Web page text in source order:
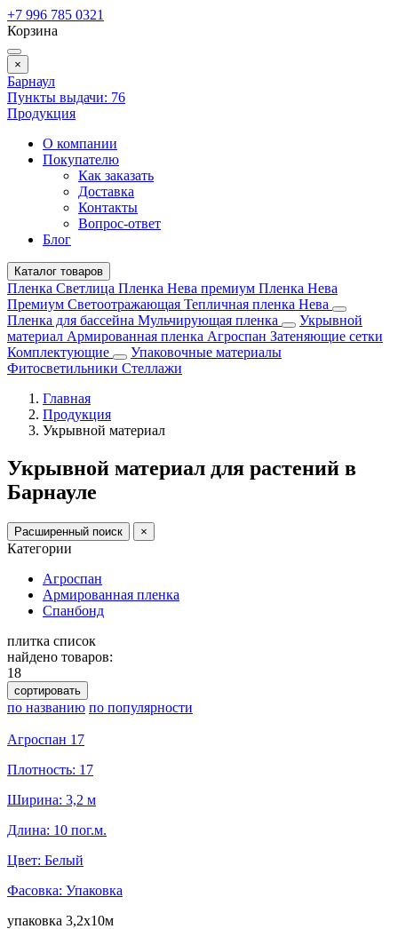
+7 996 785 0321
Корзина
×
Барнаул
Пункты выдачи: 76
Продукция
О компании
Покупателю
Как заказать
Доставка
Контакты
Вопрос-ответ
Блог
Каталог товаров
Пленка Светлица Пленка Нева премиум Пленка Нева
Премиум Светоотражающая Тепличная пленка Нева
Пленка для бассейна Мульчирующая пленка
Укрывной
материал Армированная пленка Агроспан Затеняющие сетки
Комплектующие
Упаковочные материалы
Фитосветильники Стеллажи
Главная
Продукция
Укрывной материал
Укрывной материал для растений в
Барнауле
Расширенный поиск ×
Категории
Агроспан
Армированная пленка
Спанбонд
плитка список
найдено товаров:
18
сортировать
по названию по популярности
Агроспан 17
Плотность: 17
Ширина: 3,2 м
Длина: 10 пог.м.
Цвет: Белый
Фасовка: Упаковка
упаковка 3,2x10м